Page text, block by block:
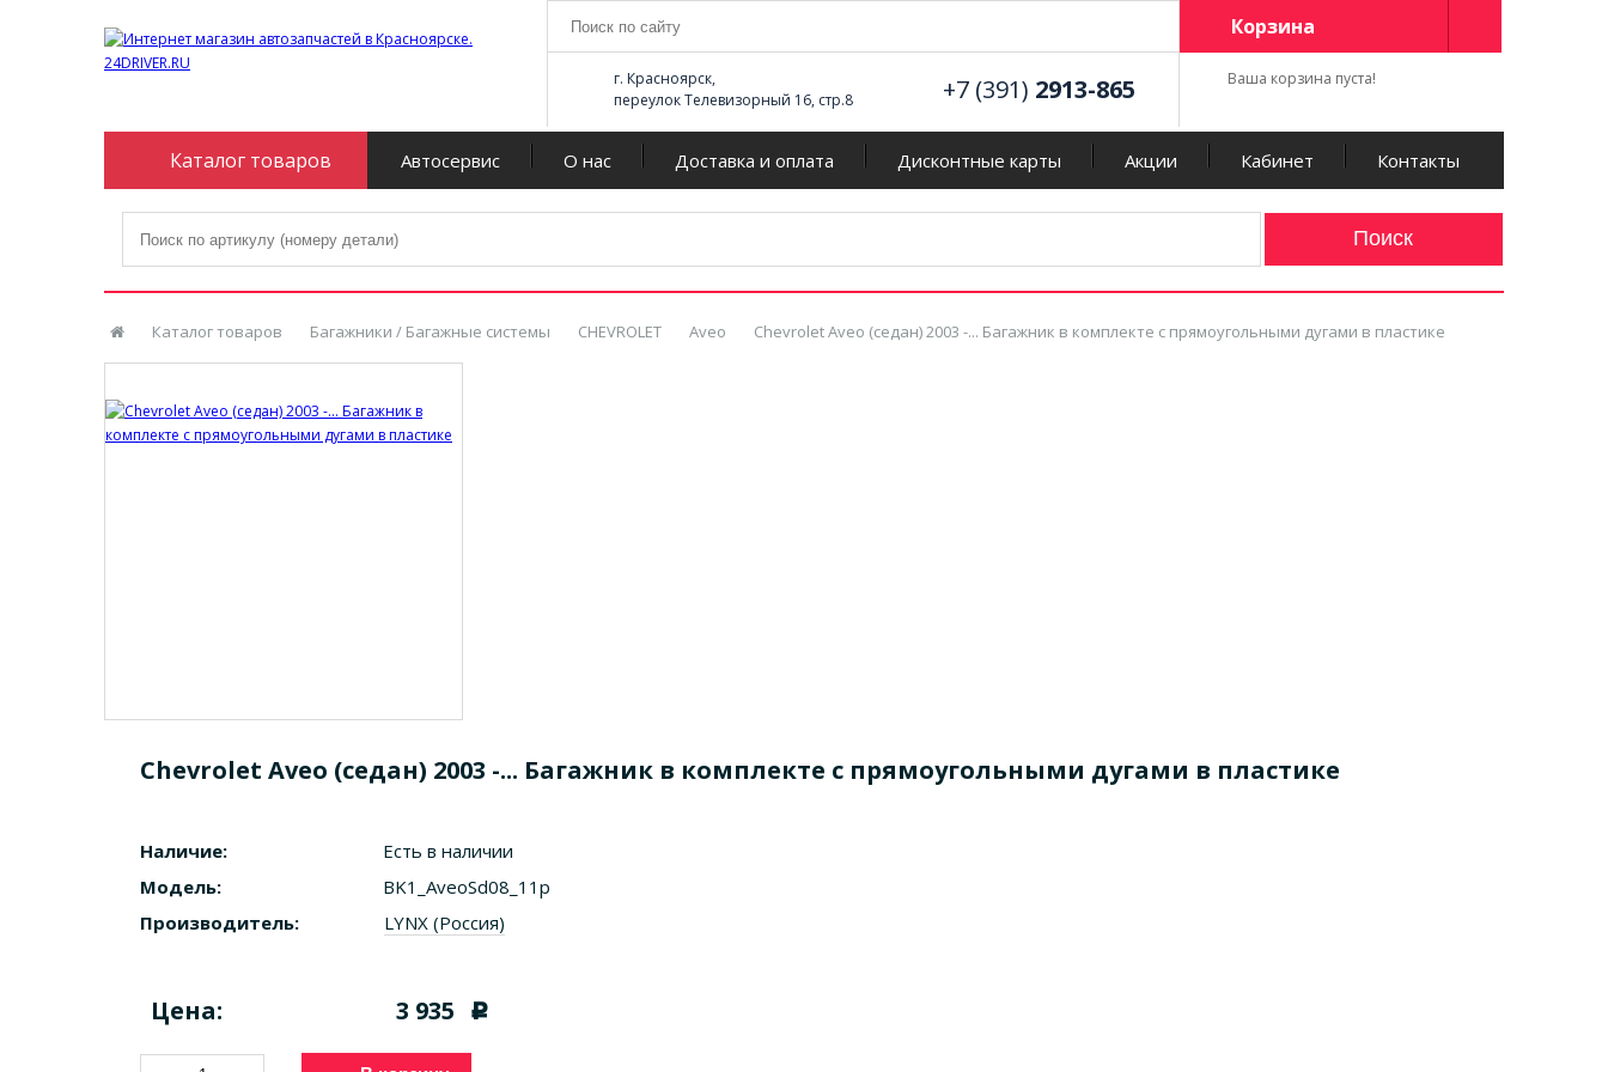
г. Красноярск,
переулок Телевизорный 16, стр.8
+7 (391) 2913-865
Корзина
Ваша корзина пуста!
Каталог товаров Автосервис О нас Доставка и оплата Дисконтные карты Акции Кабинет Контакты
Каталог товаров Багажники / Багажные системы CHEVROLET Aveo Chevrolet Aveo (седан) 2003 -... Багажник в комплекте с прямоугольными дугами в пластике
Chevrolet Aveo (седан) 2003 -... Багажник в комплекте с прямоугольными дугами в пластике
Наличие:
Есть в наличии
Модель:
BK1_AveoSd08_11p
Производитель:
LYNX (Россия)
Цена: 3 935 c